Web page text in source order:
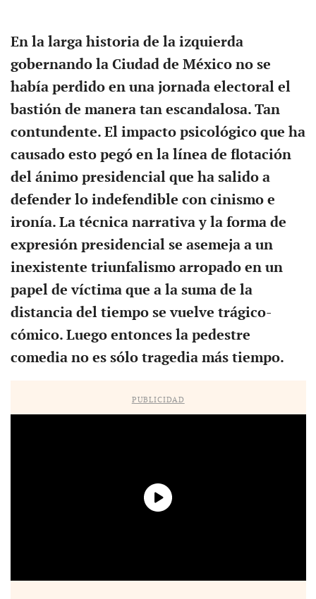
En la larga historia de la izquierda
gobernando la Ciudad de México no se
había perdido en una jornada electoral el
bastión de manera tan escandalosa. Tan
contundente. El impacto psicológico que ha
causado esto pegó en la línea de flotación
del ánimo presidencial que ha salido a
defender lo indefendible con cinismo e
ironía. La técnica narrativa y la forma de
expresión presidencial se asemeja a un
inexistente triunfalismo arropado en un
papel de víctima que a la suma de la
distancia del tiempo se vuelve trágico-
cómico. Luego entonces la pedestre
comedia no es sólo tragedia más tiempo.
PUBLICIDAD